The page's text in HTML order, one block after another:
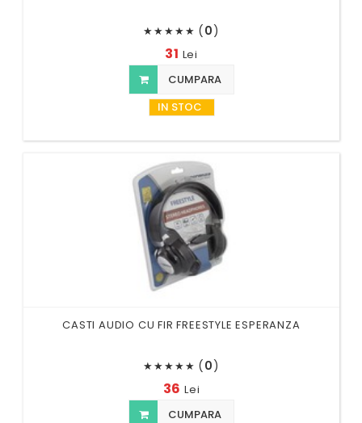
★★★★★ (0)
31 Lei
CUMPARA
IN STOC
CASTI AUDIO CU FIR FREESTYLE ESPERANZA
★★★★★ (0)
36 Lei
CUMPARA